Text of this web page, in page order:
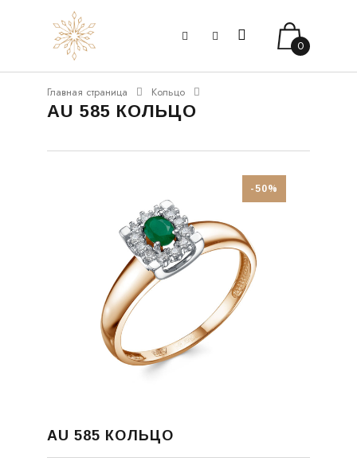
0
Главная страница Кольцо
AU 585 КОЛЬЦО
-50%
AU 585 КОЛЬЦО